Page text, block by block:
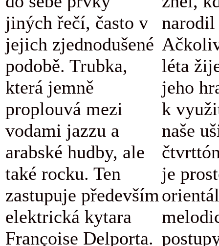
jiných řečí, často v
jejich zjednodušené
podobě. Trubka,
která jemně
proplouvá mezi
vodami jazzu a
arabské hudby, ale
také rocku. Ten
zastupuje především
elektrická kytara
Françoise Delporta.
léta
jeho
k
naše
je